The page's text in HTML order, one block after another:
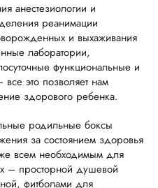
анестезиологии и
реанимации
и выхаживания
лаборатории,
функциональные и
это позволяет нам
здорового ребенка.
родильные боксы
за состоянием здоровья
всем необходимым для
– просторной душевой
фитболами для